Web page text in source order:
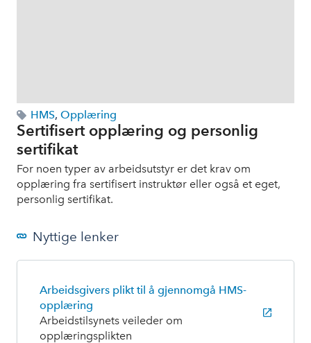
HMS, Opplæring
Sertifisert opplæring og personlig
sertifikat
For noen typer av arbeidsutstyr er det krav om
opplæring fra sertifisert instruktør eller også et eget,
personlig sertifikat.
Nyttige lenker
Arbeidsgivers plikt til å gjennomgå HMS-
opplæring
Arbeidstilsynets veileder om
opplæringsplikten